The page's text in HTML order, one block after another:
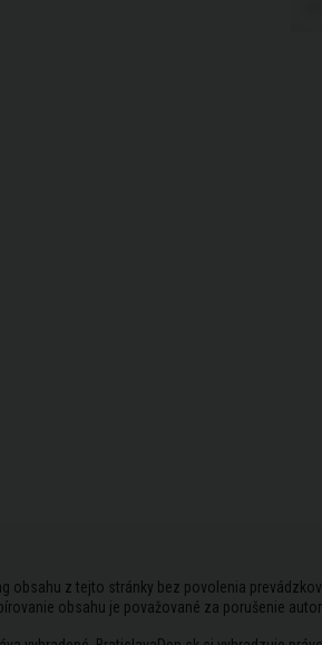
obsahu z tejto stránky bez povolenia
obsahu je považované za porušenie